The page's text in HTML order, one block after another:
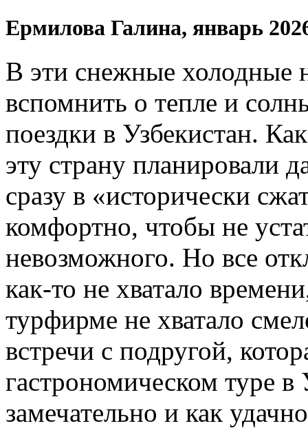
Ермилова Галина, январь
В эти снежные холодные
вспомнить о тепле и
поездки в Узбекистан.
эту страну планировали
сразу в «исторически
комфортно, чтобы не
невозможного. Но все
как-то не хватало
турфирме не хватало
встречи с подругой,
гастрономическом туре
замечательно и как